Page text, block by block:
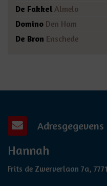
De Fakkel Almelo
Domino Den Ham
De Bron Enschede
Adresgegevens
Hannah
Frits de Zwerverlaan 7a,